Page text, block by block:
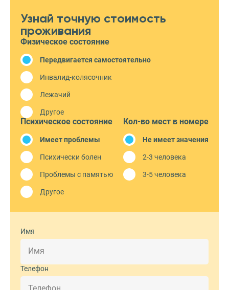
Узнай точную стоимость
проживания
Физическое состояние
Передвигается самостоятельно
Инвалид-колясочник
Лежачий
Другое
Психическое состояние
Имеет проблемы
Психически болен
Проблемы с памятью
Другое
Кол-во мест в номере
Не имеет значения
2-3 человека
3-5 человека
Имя
Телефон